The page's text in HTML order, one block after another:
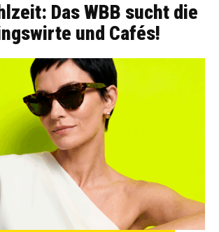
Das WBB sucht die
und Cafés!